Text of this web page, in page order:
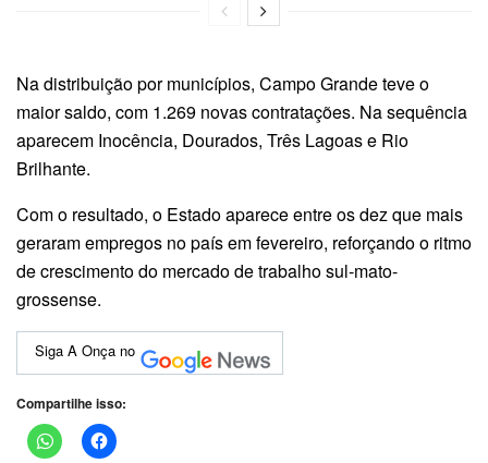
Na distribuição por municípios, Campo Grande teve o
maior saldo, com 1.269 novas contratações. Na sequência
aparecem Inocência, Dourados, Três Lagoas e Rio
Brilhante.
Com o resultado, o Estado aparece entre os dez que mais
geraram empregos no país em fevereiro, reforçando o ritmo
de crescimento do mercado de trabalho sul-mato-
grossense.
Siga A Onça no
Compartilhe isso: